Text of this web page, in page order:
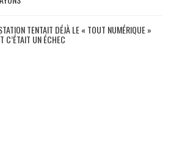
TENTAIT DÉJÀ LE « TOUT NUMÉRIQUE »
C’ÉTAIT UN ÉCHEC